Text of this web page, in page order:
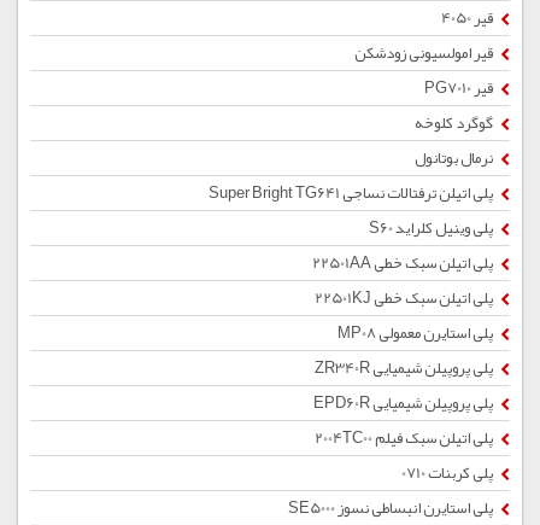
قیر 4050
قیر امولسیونی زودشکن
قیر PG7010
گوگرد کلوخه
نرمال بوتانول
پلی اتیلن ترفتالات نساجی Super Bright TG641
پلی وینیل کلراید S60
پلی اتیلن سبک خطی 22501AA
پلی اتیلن سبک خطی 22501KJ
پلی استایرن معمولی MP08
پلی پروپیلن شیمیایی ZR340R
پلی پروپیلن شیمیایی EPD60R
پلی اتیلن سبک فیلم 2004TC00
پلی کربنات 0710
پلی استایرن انبساطی نسوز SE5000